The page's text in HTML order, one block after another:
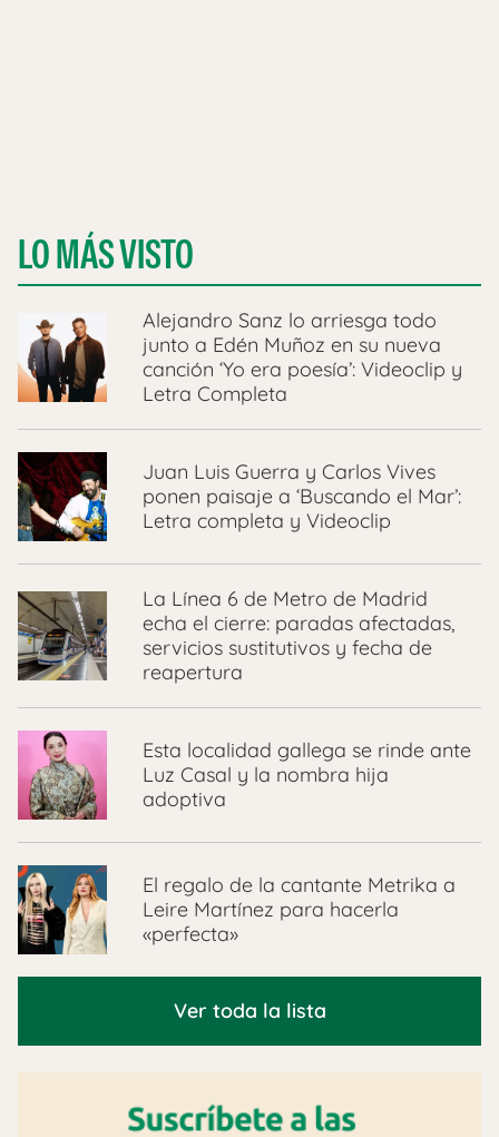
LO MÁS VISTO
Alejandro Sanz lo arriesga todo
junto a Edén Muñoz en su nueva
canción ‘Yo era poesía’: Videoclip y
Letra Completa
Juan Luis Guerra y Carlos Vives
ponen paisaje a ‘Buscando el Mar’:
Letra completa y Videoclip
La Línea 6 de Metro de Madrid
echa el cierre: paradas afectadas,
servicios sustitutivos y fecha de
reapertura
Esta localidad gallega se rinde ante
Luz Casal y la nombra hija
adoptiva
El regalo de la cantante Metrika a
Leire Martínez para hacerla
«perfecta»
Ver toda la lista